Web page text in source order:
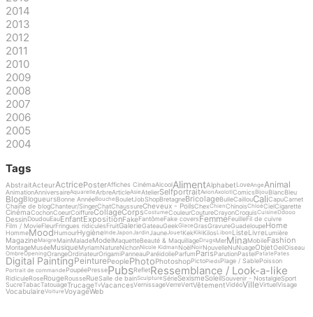
2014
2013
2012
2011
2010
2009
2008
2007
2006
2005
2004
Tags
AbstraitActeurActricePosterAffiches CinémaAlcoolAlimentAlphabetLoveAngeAnimal
AnimationAnniversaireAquarelleArbreArticleAsieAtelierSelfportraitAvionAxolotlComicsBijou BlancBleu
BlogBlogueursBonne AnnéeBouche BouletJobShopBretagneBricolageBulleCaillouCaliCapuCarnet
Chaine de blogChanteur/SingerChatChaussureCheveux - PoilsChexChienChinoisChloéCielCigarette
CinémaCochonCoeurCoiffureCollageCorpsCostumeCouleurCoutureCrayonCroquisCuisineDdooo
DessinDoudouEauEnfantExpositionFakeFantômeFake coversFemmeFeuilleFil de cuivre
Film / MovieFleurFringues ridiculesFruitGalerieGateauGeekGlaceGrasGravureGuadeloupeHome
HommeMoodHumourHygièneIndeJaponJardinJauneJouetKekKikiKilosLibon ListeLivreLumière
MagazineMaigre MainMaladeModelMaquetteBeauté & MaquillageDrugsMerMinaMobileFashion
MontageMuséeMusiqueMyriamNatureNichonNicole Kidman NoëlNoirNouvelleNuNuageObjetOeilOiseau
OmbreOpeningOrangeOrdinateurOrigamiPanneauParéidolieParfumParisParutionPastelPatatePates
Digital PaintingPeinturePeoplePhotoPhotoshopPictoPiedsPlage / SablePoisson
Portrait de commande PoupéePressePubsRefletRessemblance / Look-a-like
RidiculeRoseRougeRousseRueSalle de bainSculptureSérieSexismeSoleilSouvenir - NostalgieSport
SucreTabacTatouageTrucageTvVacancesVernissageVerreVertVêtementVidéoVilleVirtuelVisage
VocabulaireVoitureVoyageWeb